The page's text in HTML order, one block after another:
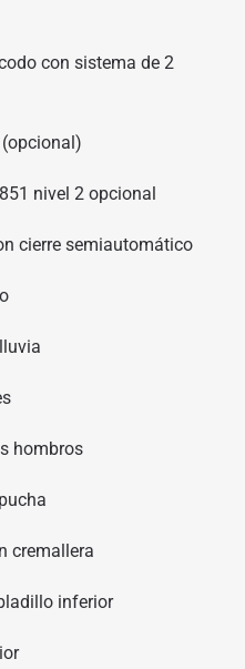
con sistema de 2
(opcional)
nivel 2 opcional
cierre semiautomático
hombros
cremallera
inferior